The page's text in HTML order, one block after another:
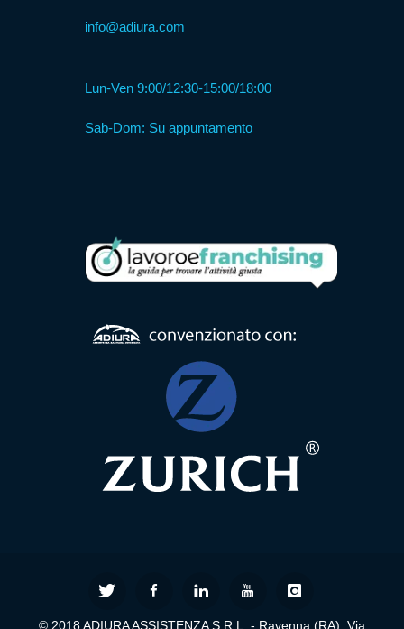
info@adiura.com
Lun-Ven 9:00/12:30-15:00/18:00
Sab-Dom: Su appuntamento
© 2018 ADIURA ASSISTENZA S.R.L. - Ravenna (RA), Via